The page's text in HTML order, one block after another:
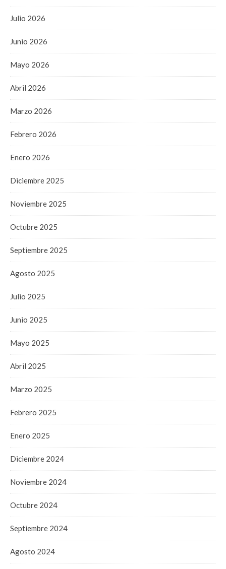
Julio 2026
Junio 2026
Mayo 2026
Abril 2026
Marzo 2026
Febrero 2026
Enero 2026
Diciembre 2025
Noviembre 2025
Octubre 2025
Septiembre 2025
Agosto 2025
Julio 2025
Junio 2025
Mayo 2025
Abril 2025
Marzo 2025
Febrero 2025
Enero 2025
Diciembre 2024
Noviembre 2024
Octubre 2024
Septiembre 2024
Agosto 2024